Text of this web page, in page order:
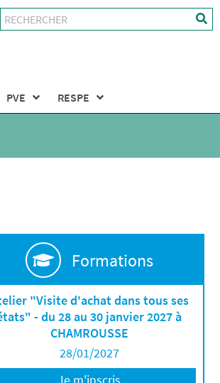
PVE RESPE
Formations
"Visite d'achat dans tous ses
- du 28 au 30 janvier 2027 à
CHAMROUSSE
28/01/2027